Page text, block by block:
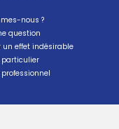
nous ?
question
un effet indésirable
particulier